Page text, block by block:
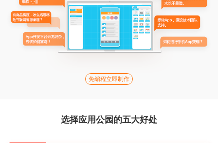
免编程立即制作
选择应用公园的五大好处